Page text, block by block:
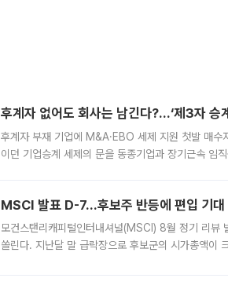
후계자 없어도 회사는 남긴다?…‘제3자 승
후계자 부재 기업에 M&A·EBO 세제 지원 첫발 매수
이던 기업승계 세제의 문을 동종기업과 장기근속 임
MSCI 발표 D-7…후보주 반등에 편입 기대
모건스탠리캐피털인터내셔널(MSCI) 8월 정기 리뷰
쏠린다. 지난달 말 급락장으로 후보군의 시가총액이